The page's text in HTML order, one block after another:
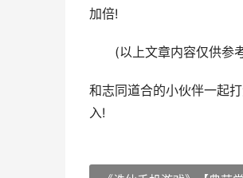
加倍!
(以上文章内容仅供参考
和志同道合的小伙伴一起
入!